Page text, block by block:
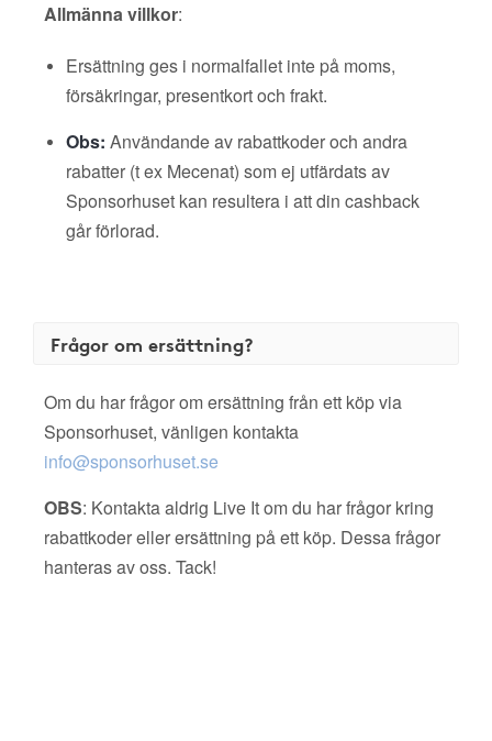
Allmänna villkor:
Ersättning ges i normalfallet inte på moms,
försäkringar, presentkort och frakt.
Obs: Användande av rabattkoder och andra
rabatter (t ex Mecenat) som ej utfärdats av
Sponsorhuset kan resultera i att din cashback
går förlorad.
Frågor om ersättning?
Om du har frågor om ersättning från ett köp via
Sponsorhuset, vänligen kontakta
info@sponsorhuset.se
OBS: Kontakta aldrig Live It om du har frågor kring
rabattkoder eller ersättning på ett köp. Dessa frågor
hanteras av oss. Tack!